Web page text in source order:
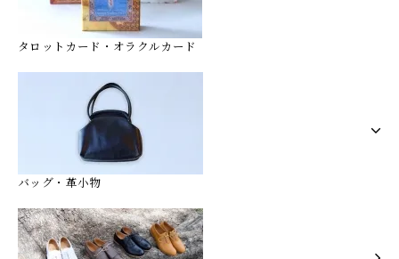
タロットカード・オラクルカード
バッグ・革小物